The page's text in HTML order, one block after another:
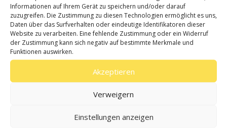
Informationen auf Ihrem Gerät zu speichern und/oder darauf
zuzugreifen. Die Zustimmung zu diesen Technologien ermöglicht es uns,
Daten über das Surfverhalten oder eindeutige Identifikatoren dieser
Website zu verarbeiten. Eine fehlende Zustimmung oder ein Widerruf
der Zustimmung kann sich negativ auf bestimmte Merkmale und
Funktionen auswirken.
Akzeptieren
Verweigern
Einstellungen anzeigen
Lebensmittel mit Omega-Fettsäuren für die
Gesundheit
05
AUG | 26